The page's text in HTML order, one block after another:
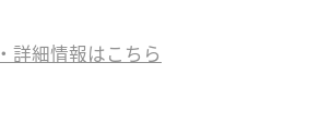
詳細情報はこちら